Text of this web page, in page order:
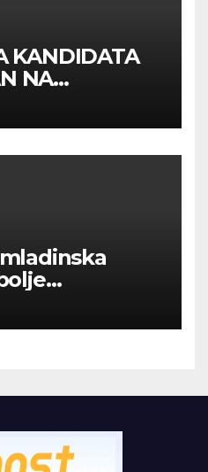
KANDIDATA
NA